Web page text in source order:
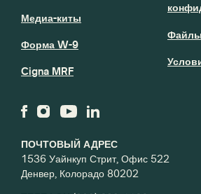
ПОЧТОВЫЙ АДРЕС
1536 Уайнкуп Стрит, Офис 522
Денвер, Колорадо 80202
Медиа-киты
Форма W-9
Cigna MRF